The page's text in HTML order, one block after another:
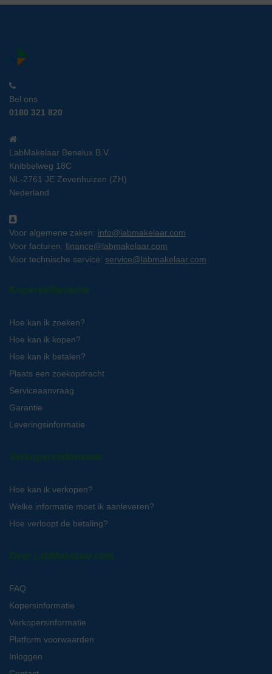
Bel ons
0180 321 820
LabMakelaar Benelux B.V.
Knibbelweg 18C
NL-2761 JE Zevenhuizen (ZH)
Nederland
Voor algemene zaken: info@labmakelaar.com
Voor facturen: finance@labmakelaar.com
Voor technische service: service@labmakelaar.com
Kopersinformatie
Hoe kan ik zoeken?
Hoe kan ik kopen?
Hoe kan ik betalen?
Plaats een zoekopdracht
Serviceaanvraag
Garantie
Leveringsinformatie
Verkopersinformatie
Hoe kan ik verkopen?
Welke informatie moet ik aanleveren?
Hoe verloopt de betaling?
Over LabMakelaar.com
FAQ
Kopersinformatie
Verkopersinformatie
Platform voorwaarden
Inloggen